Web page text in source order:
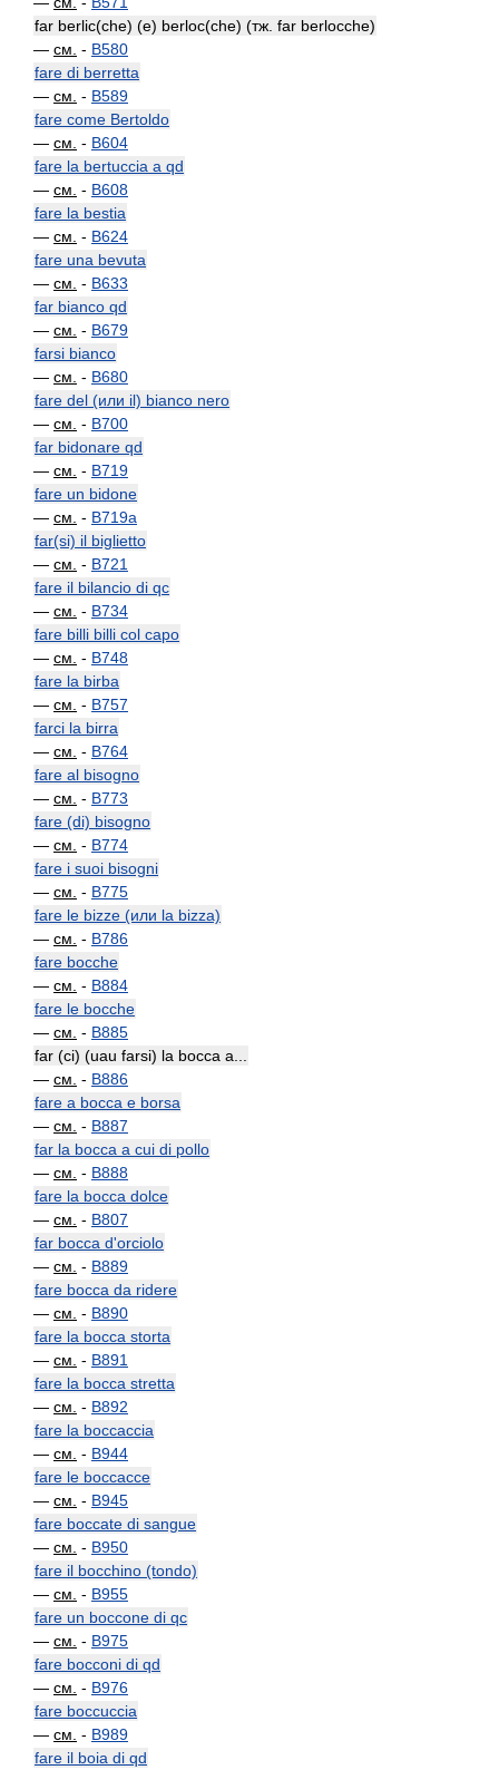
far berlic(che) (e) berloc(che) (тж. far berlocche)
— см. - B580
fare di berretta
— см. - B589
fare come Bertoldo
— см. - B604
fare la bertuccia a qd
— см. - B608
fare la bestia
— см. - B624
fare una bevuta
— см. - B633
far bianco qd
— см. - B679
farsi bianco
— см. - B680
fare del (или il) bianco nero
— см. - B700
far bidonare qd
— см. - B719
fare un bidone
— см. - B719a
far(si) il biglietto
— см. - B721
fare il bilancio di qc
— см. - B734
fare billi billi col capo
— см. - B748
fare la birba
— см. - B757
farci la birra
— см. - B764
fare al bisogno
— см. - B773
fare (di) bisogno
— см. - B774
fare i suoi bisogni
— см. - B775
fare le bizze (или la bizza)
— см. - B786
fare bocche
— см. - B884
fare le bocche
— см. - B885
far (ci) (uau farsi) la bocca a...
— см. - B886
fare a bocca e borsa
— см. - B887
far la bocca a cui di pollo
— см. - B888
fare la bocca dolce
— см. - B807
far bocca d'orciolo
— см. - B889
fare bocca da ridere
— см. - B890
fare la bocca storta
— см. - B891
fare la bocca stretta
— см. - B892
fare la boccaccia
— см. - B944
fare le boccacce
— см. - B945
fare boccate di sangue
— см. - B950
fare il bocchino (tondo)
— см. - B955
fare un boccone di qc
— см. - B975
fare bocconi di qd
— см. - B976
fare boccuccia
— см. - B989
fare il boia di qd